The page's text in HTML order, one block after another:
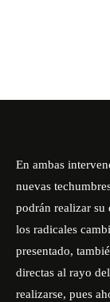
En ambas
nuevas
podrán realizar su
los radicales
presentado,
directas al rayo
realizarse, pues